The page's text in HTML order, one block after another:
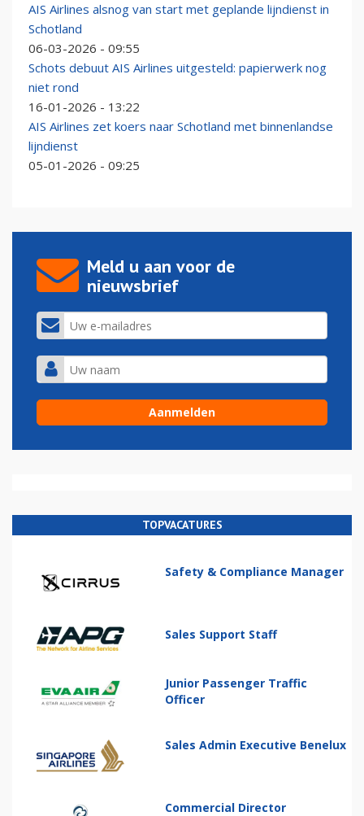
AIS Airlines alsnog van start met geplande lijndienst in
Schotland
06-03-2026 - 09:55
Schots debuut AIS Airlines uitgesteld: papierwerk nog
niet rond
16-01-2026 - 13:22
AIS Airlines zet koers naar Schotland met binnenlandse
lijndienst
05-01-2026 - 09:25
Meld u aan voor de
nieuwsbrief
TOPVACATURES
Safety & Compliance Manager
Sales Support Staff
Junior Passenger Traffic
Officer
Sales Admin Executive Benelux
Commercial Director